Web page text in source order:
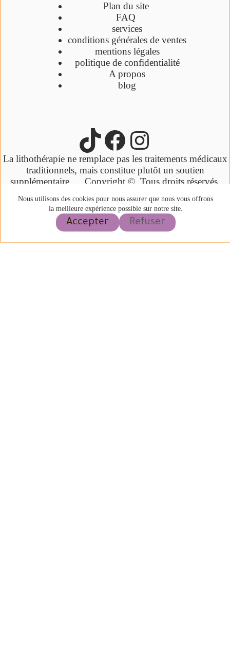
Nous utilisons des cookies pour nous assurer que nous vous offrons
la meilleure expérience possible sur notre site.
Accepter Refuser
Plan du site
FAQ
services
conditions générales de ventes
mentions légales
politique de confidentialité
A propos
blog
La lithothérapie ne remplace pas les traitements médicaux
traditionnels, mais constitue plutôt un soutien
supplémentaire. Copyright ©. Tous droits réservés.
2023.